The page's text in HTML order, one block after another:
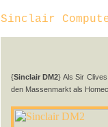
Sinclair
{Sinclair DM2} Als Sir
den Massenmarkt als